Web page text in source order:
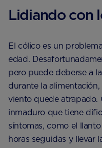
Lidiando con
El cólico es un
edad.
pero puede deberse a
durante la
viento quede atrapado.
inmaduro que tiene
síntomas, como el
horas seguidas y llevar